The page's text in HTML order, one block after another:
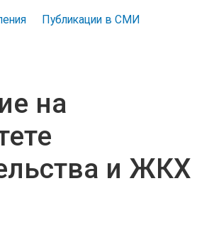
Публикации в СМИ
на
и ЖКХ